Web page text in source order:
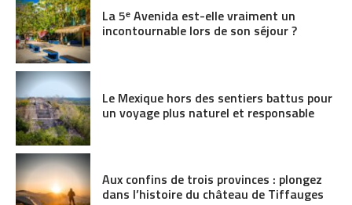
La 5ᵉ Avenida est-elle vraiment un
incontournable lors de son séjour ?
Le Mexique hors des sentiers battus pour
un voyage plus naturel et responsable
Aux confins de trois provinces : plongez
dans l’histoire du château de Tiffauges